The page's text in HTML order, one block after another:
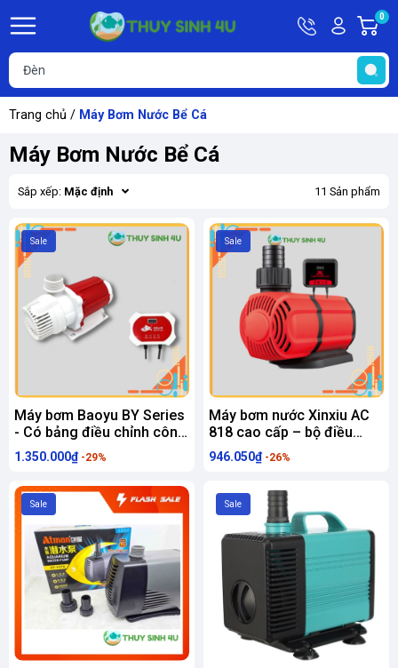
HotlineTài
khoản
Hello,
Khách
0
Trang chủ / Máy Bơm Nước Bể Cá
Máy Bơm Nước Bể Cá
Sắp xếp: Mặc định 11 Sản phẩm
Sale
Máy bơm Baoyu BY Series
- Có bảng điều chỉnh công
suất - Bảo hành 6 tháng
1.350.000₫ -29%
Sale
Máy bơm nước Xinxiu AC
818 cao cấp – bộ điều
khiển 10 cấp độ
946.050₫ -26%
Sale Sale